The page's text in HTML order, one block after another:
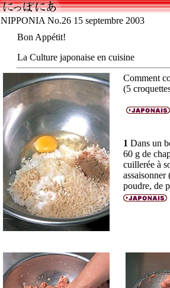
NIPPONIA No.26 15 septembre 2003
Bon Appétit!
La Culture japonaise en cuisine
Comment
(5
1 Dans un
60 g de
cuillerée à
assaisonner
poudre, de